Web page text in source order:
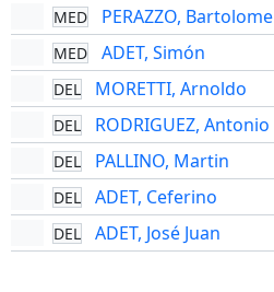
MED PERAZZO, Bartolome
MED ADET, Simón
DEL MORETTI, Arnoldo
DEL RODRIGUEZ, Antonio
DEL PALLINO, Martin
DEL ADET, Ceferino
DEL ADET, José Juan